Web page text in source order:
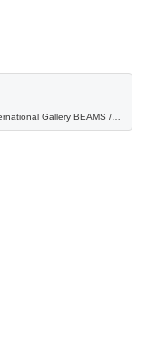
Gallery BEAMS /